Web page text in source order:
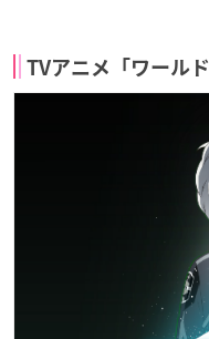
TVアニメ「ワール